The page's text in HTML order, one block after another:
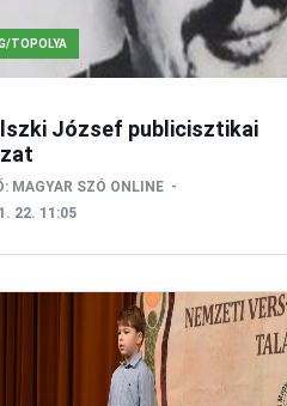
TOPOLYA
József publicisztikai
MAGYAR SZÓ ONLINE
22. 11:05